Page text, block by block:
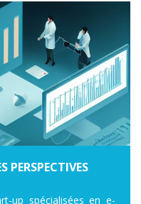
PERSPECTIVES
up spécialisées en e-